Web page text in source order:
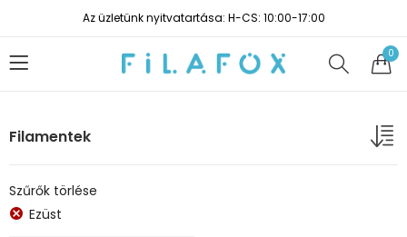
Az üzletünk nyitvatartása: H-CS: 10:00-17:00
0
Filamentek
Szűrők törlése
Ezüst